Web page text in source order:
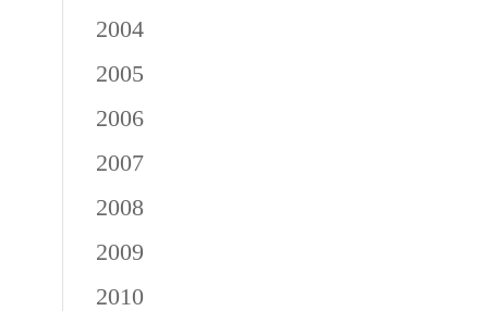
2004
2005
2006
2007
2008
2009
2010